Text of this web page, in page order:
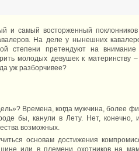
и самый восторженный
На деле у нынешних
степени претендуют на
молодых девушек к материнству –
уж разборчивее?
Времена, когда мужчина, более
бы, канули в Лету. Нет, конечно,
возможных.
основам достижения
или в племени охотников на